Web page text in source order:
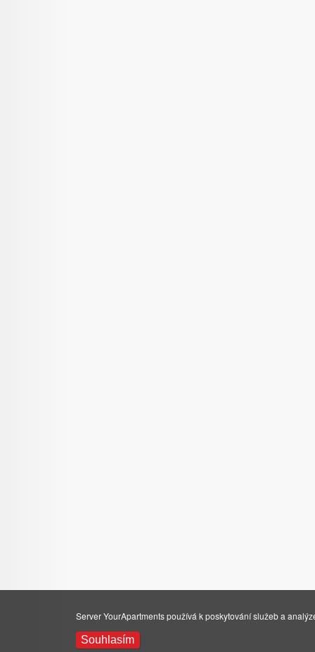
Server YourApartments používá k poskytování služeb a